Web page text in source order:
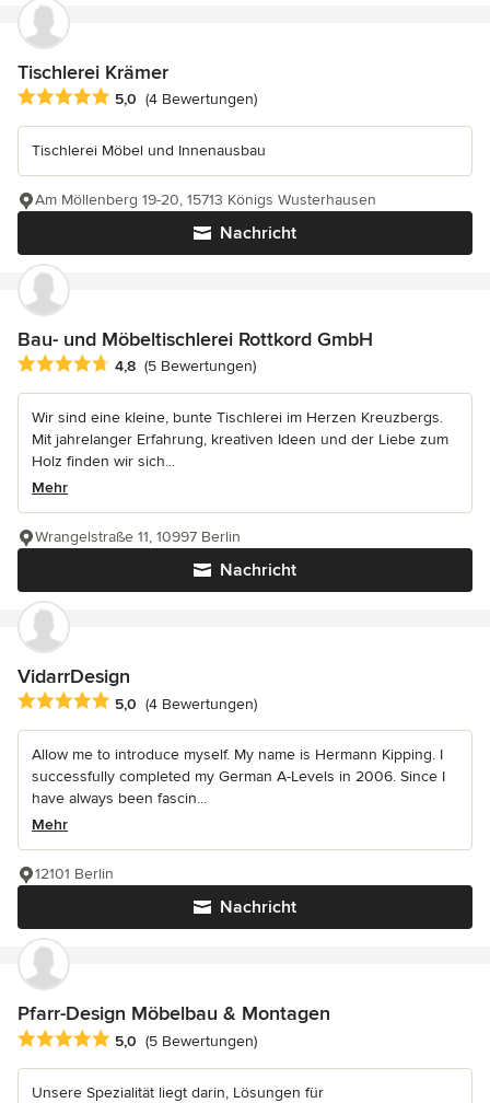
Tischlerei Krämer
Durchschnittliche Bewertung: 5 von 5 Sternen
5,0 (4 Bewertungen)
Tischlerei Möbel und Innenausbau
Nachricht
Am Möllenberg 19-20, 15713 Königs Wusterhausen
Bau- und Möbeltischlerei Rottkord GmbH
Durchschnittliche Bewertung: 4.8 von 5 Sternen
4,8 (5 Bewertungen)
Wir sind eine kleine, bunte Tischlerei im Herzen Kreuzbergs.
Mit jahrelanger Erfahrung, kreativen Ideen und der Liebe zum
Holz finden wir sich...
Mehr
Nachricht
Wrangelstraße 11, 10997 Berlin
VidarrDesign
Durchschnittliche Bewertung: 5 von 5 Sternen
5,0 (4 Bewertungen)
Allow me to introduce myself. My name is Hermann Kipping. I
successfully completed my German A-Levels in 2006. Since I
have always been fascin...
Mehr
Nachricht
12101 Berlin
Pfarr-Design Möbelbau & Montagen
Durchschnittliche Bewertung: 5 von 5 Sternen
5,0 (5 Bewertungen)
Unsere Spezialität liegt darin, Lösungen für